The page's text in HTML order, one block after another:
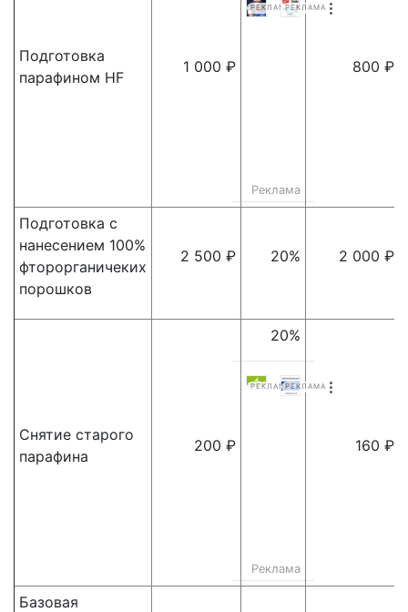
Подготовка
парафином HF
1 000 ₽
РЕКЛАМАРЕКЛАМА
Реклама
800 ₽
Подготовка с
нанесением 100%
фторорганичеких
порошков
2 500 ₽ 20% 2 000 ₽
Снятие старого
парафина
200 ₽
20%
РЕКЛАМАРЕКЛАМА
Реклама
160 ₽
Базовая